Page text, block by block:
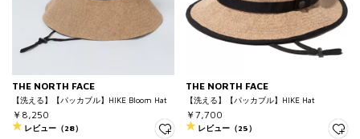
THE NORTH FACE
【洗える】【パッカブル】HIKE Bloom Hat
￥8,250
レビュー（28）
THE NORTH FACE
【洗える】【パッカブル】HIKE Hat
￥7,700
レビュー（25）